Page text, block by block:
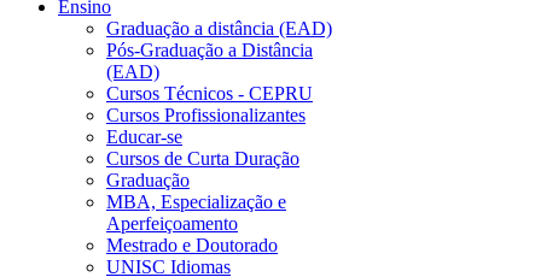
Ensino
Graduação a distância (EAD)
Pós-Graduação a Distância
(EAD)
Cursos Técnicos - CEPRU
Cursos Profissionalizantes
Educar-se
Cursos de Curta Duração
Graduação
MBA, Especialização e
Aperfeiçoamento
Mestrado e Doutorado
UNISC Idiomas